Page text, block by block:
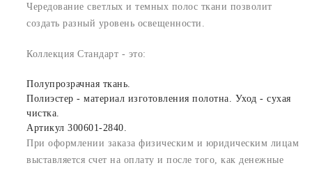
Чередование светлых и темных полос ткани позволит
создать разный уровень освещенности.
Коллекция Стандарт - это:
Полупрозрачная ткань.
Полиэстер - материал изготовления полотна. Уход - сухая
чистка.
Артикул 300601-2840.
При оформлении заказа физическим и юридическим лицам
выставляется счет на оплату и после того, как денежные